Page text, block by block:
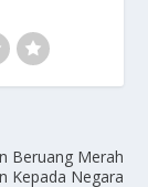
Beruang Merah
Kepada Negara